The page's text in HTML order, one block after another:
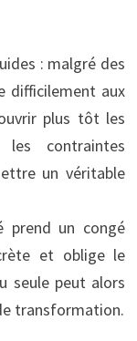
: malgré des
difficilement aux
plus tôt les
contraintes
un véritable
prend un congé
et oblige le
seule peut alors
transformation.